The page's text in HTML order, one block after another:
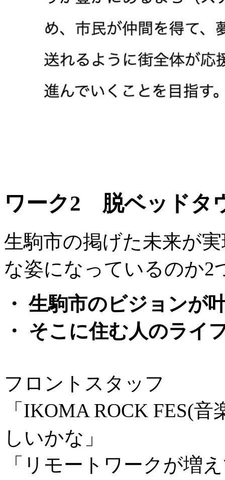
ワーク2 脱ベッドタ
生駒市の掲げた未来が
な姿になっているのか2
・ 生駒市のビジョンが
・ そこに住む人のライ
フロントスタッフ
「IKOMA ROCK FES(
しいかな」
「リモートワークが増